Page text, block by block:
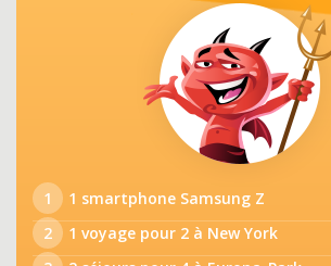
1
1 smartphone Samsung Z
2
1 voyage pour 2 à New York